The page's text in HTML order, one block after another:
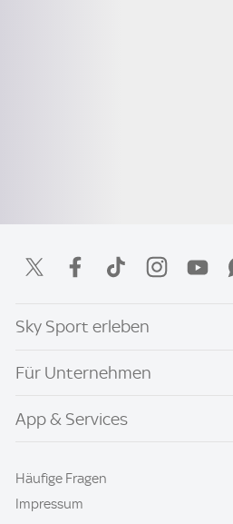
Sky Sport erleben
Für Unternehmen
App & Services
Häufige Fragen
Impressum